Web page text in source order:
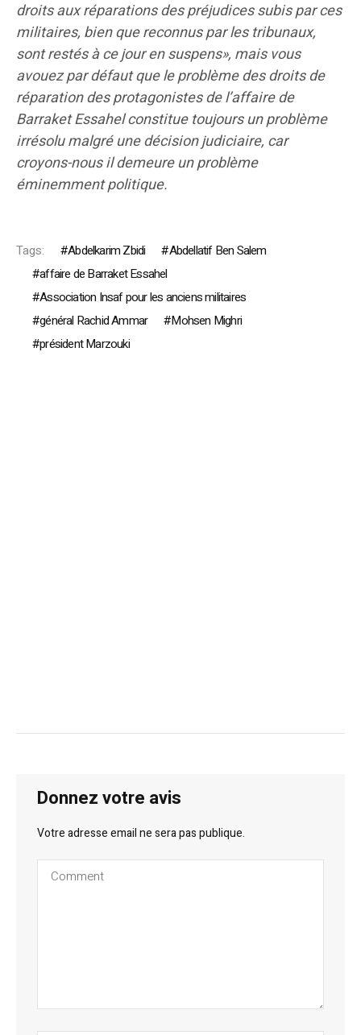
droits aux réparations des préjudices subis par ces
militaires, bien que reconnus par les tribunaux,
sont restés à ce jour en suspens», mais vous
avouez par défaut que le problème des droits de
réparation des protagonistes de l’affaire de
Barraket Essahel constitue toujours un problème
irrésolu malgré une décision judiciaire, car
croyons-nous il demeure un problème
éminemment politique.
Tags: Abdelkarim Zbidi
Abdellatif Ben Salem
affaire de Barraket Essahel
Association Insaf pour les anciens militaires
général Rachid Ammar
Mohsen Mighri
président Marzouki
Donnez votre avis
Votre adresse email ne sera pas publique.